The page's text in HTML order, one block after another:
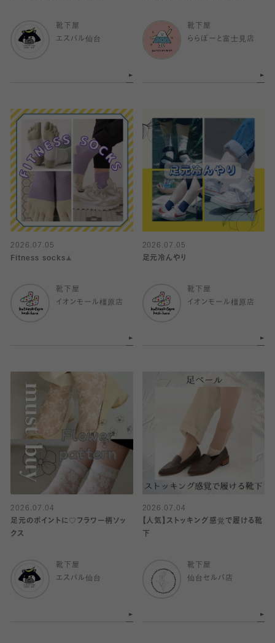
靴下屋
エスパル仙台
靴下屋
ららぽーと富士見店
2026.07.05
Fitness socks🧘
靴下屋
イオンモール橿原店
2026.07.05
足元冷んやり
靴下屋
イオンモール橿原店
2026.07.04
足元のポイントに♡フラワー柄ソッ
クス
靴下屋
エスパル仙台
2026.07.04
【人気】ストッキング感覚で履ける靴
下
靴下屋
仙台セルバ店